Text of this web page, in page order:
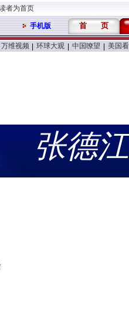
者为首页
手机版 首 页
万维视频 环球大观 中国嘹望 美国
张德江